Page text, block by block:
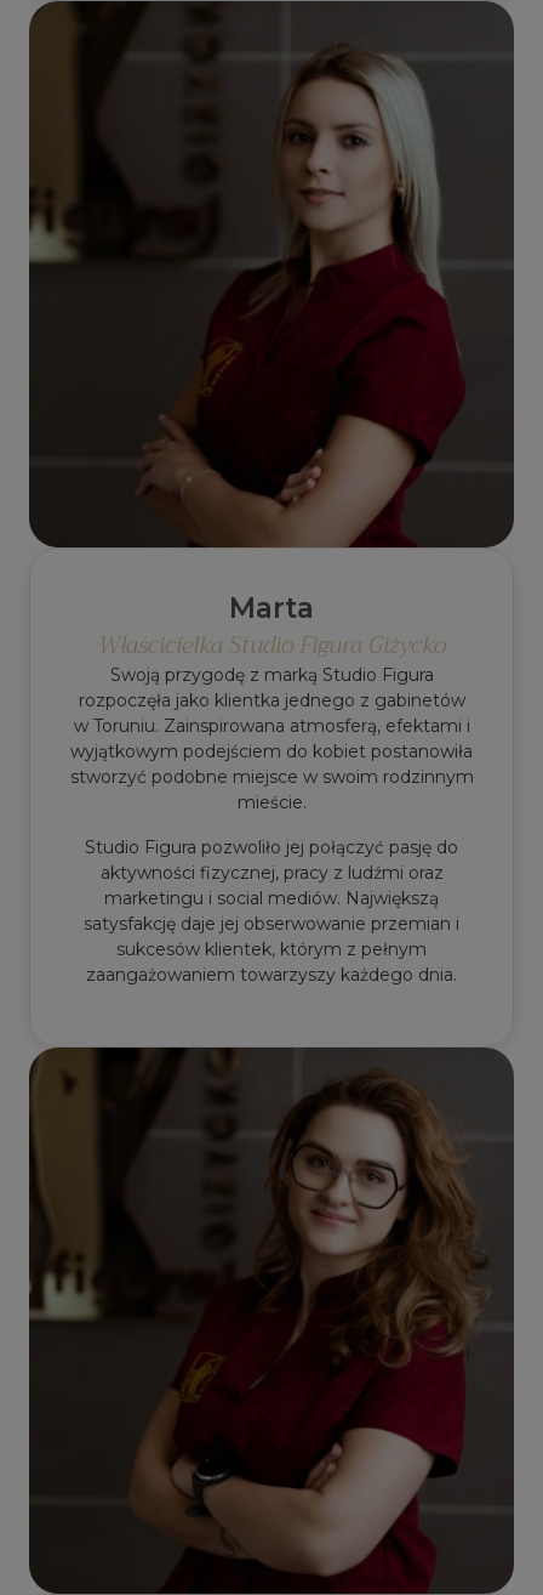
Marta
Właścicielka Studio Figura Giżycko
Swoją przygodę z marką Studio Figura
rozpoczęła jako klientka jednego z gabinetów
w Toruniu. Zainspirowana atmosferą, efektami i
wyjątkowym podejściem do kobiet postanowiła
stworzyć podobne miejsce w swoim rodzinnym
mieście.
Studio Figura pozwoliło jej połączyć pasję do
aktywności fizycznej, pracy z ludźmi oraz
marketingu i social mediów. Największą
satysfakcję daje jej obserwowanie przemian i
sukcesów klientek, którym z pełnym
zaangażowaniem towarzyszy każdego dnia.